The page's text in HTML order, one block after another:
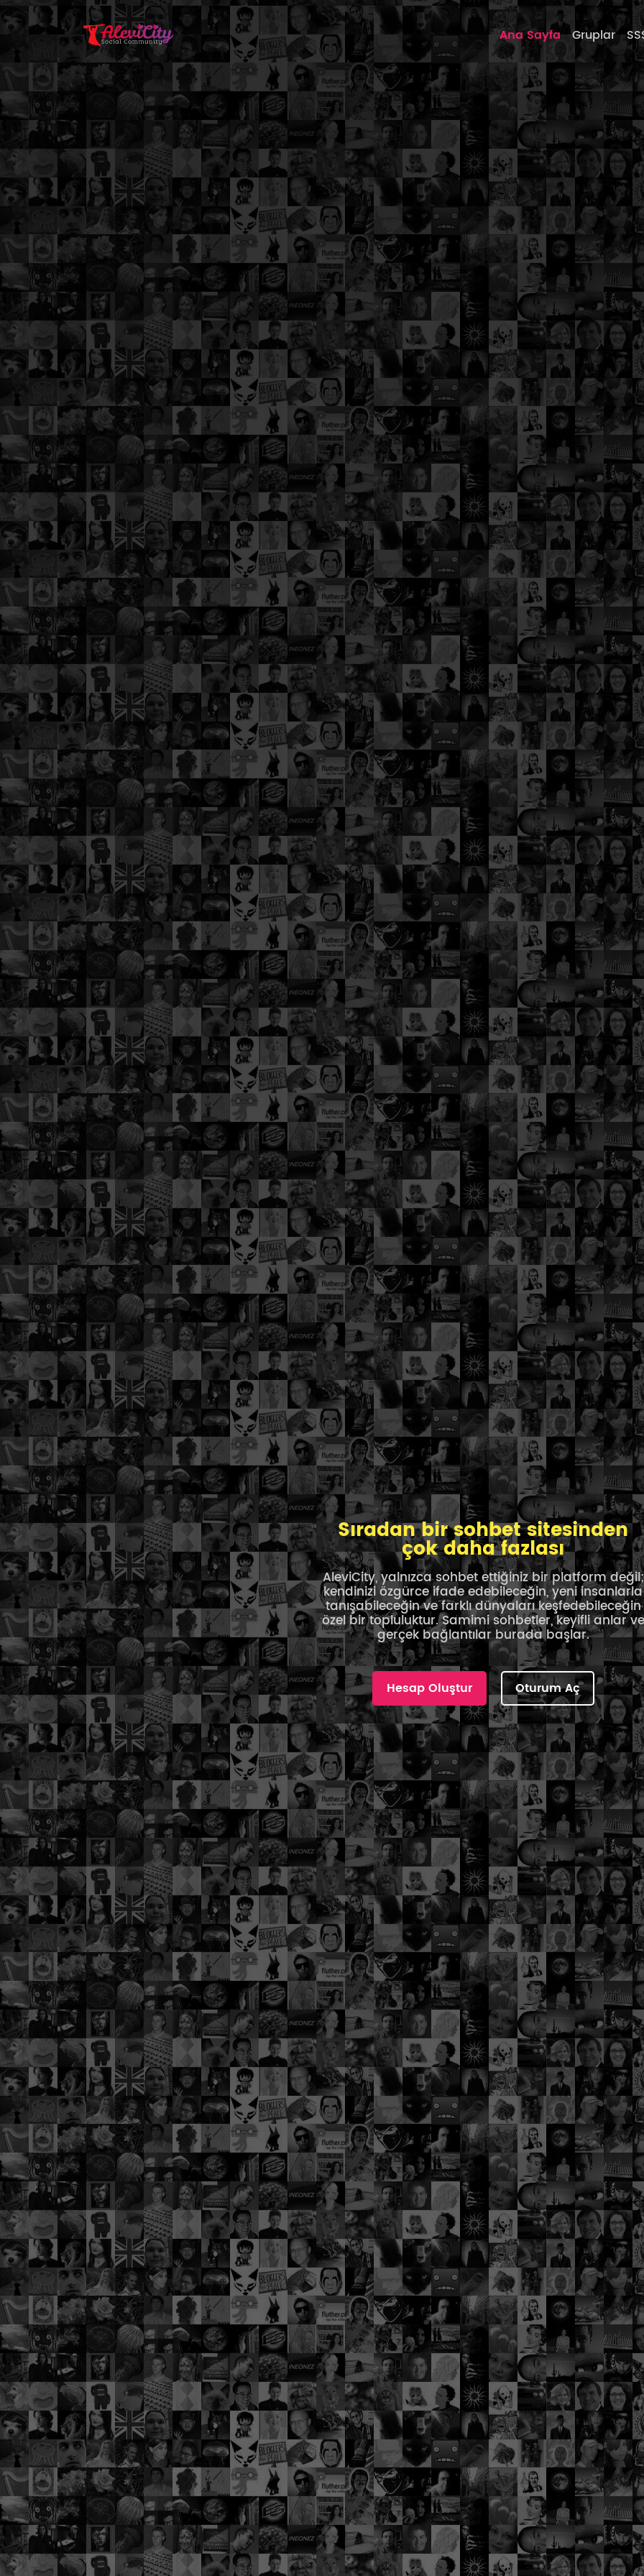
Ana Sayfa Gruplar
Sıradan bir sohbet sitesinden
çok daha fazlası
AleviCity, yalnızca sohbet ettiğiniz bir platform değil;
kendinizi özgürce ifade edebileceğin, yeni insanlarla
tanışabileceğin ve farklı dünyaları keşfedebileceğin
özel bir topluluktur. Samimi sohbetler, keyifli anlar ve
gerçek bağlantılar burada başlar.
Hesap Oluştur Oturum Aç